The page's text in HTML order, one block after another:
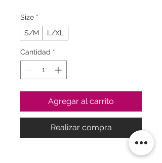
Size *
S/M
L/XL
Cantidad *
Agregar al carrito
Realizar compra